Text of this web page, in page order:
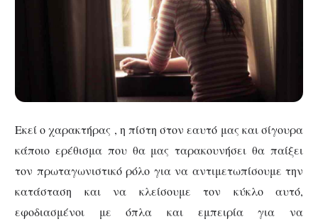
Εκεί ο χαρακτήρας , η πίστη στον εαυτό μας και σίγουρα
κάποιο ερέθισμα που θα μας ταρακουνήσει θα παίξει
τον πρωταγωνιστικό ρόλο για να αντιμετωπίσουμε την
κατάσταση και να κλείσουμε τον κύκλο αυτό,
εφοδιασμένοι με όπλα και εμπειρία για να